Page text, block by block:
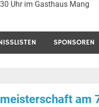
Uhr im Gasthaus Mang
SPONSOREN
am